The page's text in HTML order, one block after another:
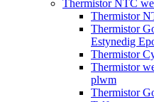
Thermistor NTC
Thermistor
Thermistor
Estynedig
Thermistor
Thermistor
plwm
Thermistor